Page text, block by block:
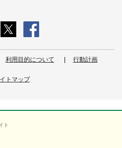
利用目的について 行動計画
トマップ
ト